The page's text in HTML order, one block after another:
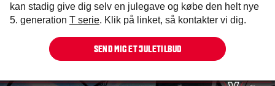
kan stadig give dig selv en julegave og købe den helt nye
5. generation T serie. Klik på linket, så kontakter vi dig.
SEND MIG ET JULETILBUD